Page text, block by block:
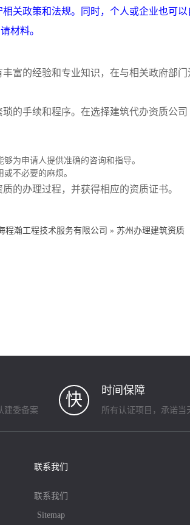
关政策和法规。同时，个人或企业也可以
材料。
富的经验和专业知识，在与相关政府部门
的手续和程序。在选择建筑代办资质公司
为申请人提供准确的咨询和指导。
不必要的麻烦。
的办理过程，并获得相应的资质证书。
程瀚工程技术服务有限公司 » 苏州办理建筑资质
建委备案
快 时间保障
所有认证项目，承诺当
联系我们
联系我们
Sitemap